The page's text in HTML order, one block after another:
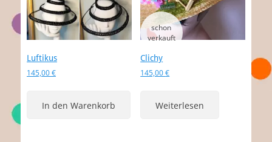
Luftikus
145,00€
In den Warenkorb
Clichy
145,00€
Weiterlesen